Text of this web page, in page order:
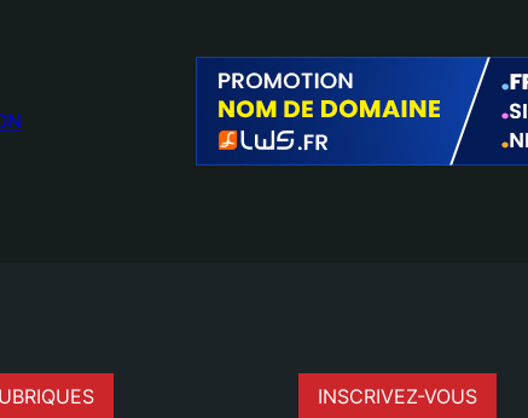
INSCRIVEZ-VOUS